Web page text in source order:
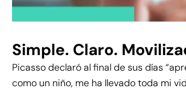
Simple. Claro.
Picasso declaró al final de sus días
como un niño, me ha llevado toda mi